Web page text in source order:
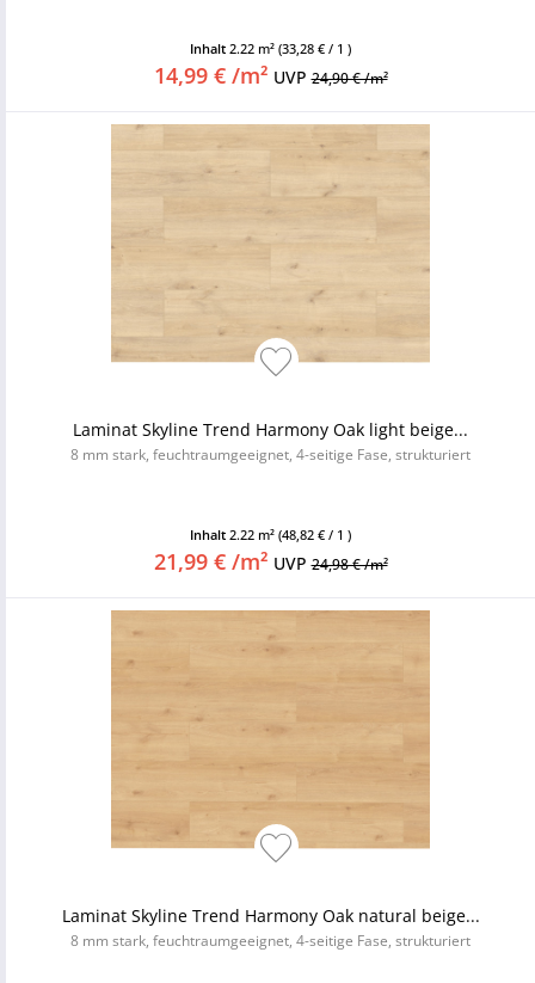
Inhalt 2.22 m² (33,28 € / 1 )
14,99 € /m² UVP24,90 € /m²
Laminat Skyline Trend Harmony Oak light beige...
8 mm stark, feuchtraumgeeignet, 4-seitige Fase, strukturiert
Inhalt 2.22 m² (48,82 € / 1 )
21,99 € /m² UVP24,98 € /m²
Laminat Skyline Trend Harmony Oak natural beige...
8 mm stark, feuchtraumgeeignet, 4-seitige Fase, strukturiert